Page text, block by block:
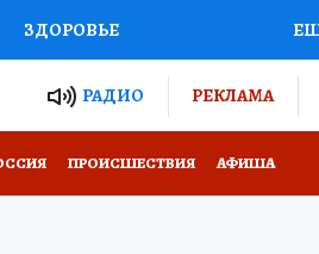
ЗДОРОВЬЕ
РОССИИРАДИО РЕКЛАМА
ПРОИСШЕСТВИЯ АФИША